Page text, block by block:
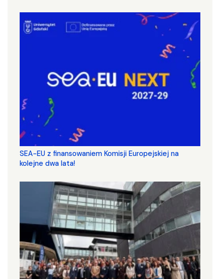
SEA-EU z finansowaniem Komisji Europejskiej na
kolejne dwa lata!